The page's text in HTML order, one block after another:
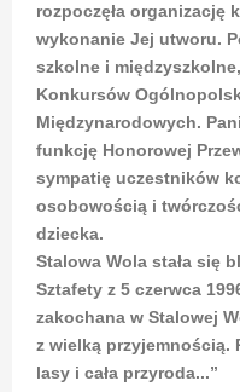
rozpoczęła organizację
wykonanie Jej utworu.
szkolne i
Konkursów
Międzynarodowych.
funkcję Honorowej
sympatię uczestników
osobowością i
dziecka.
Stalowa Wola stała się
Sztafety z 5 czerwca
zakochana w Stalowej
z wielką przyjemnością.
lasy i cała przyroda...”